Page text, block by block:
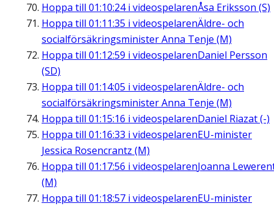
Hoppa till 01:10:24i videospelarenÅsa Eriksson (S)
Hoppa till 01:11:35 i videospelarenÄldre- och
socialförsäkringsminister Anna Tenje (M)
Hoppa till 01:12:59 i videospelarenDaniel Persson
(SD)
Hoppa till 01:14:05 i videospelarenÄldre- och
socialförsäkringsminister Anna Tenje (M)
Hoppa till 01:15:16 i videospelarenDaniel Riazat (-)
Hoppa till 01:16:33 i videospelarenEU-minister
Jessica Rosencrantz (M)
Hoppa till 01:17:56 i videospelarenJoanna
(M)
Hoppa till 01:18:57 i videospelarenEU-minister